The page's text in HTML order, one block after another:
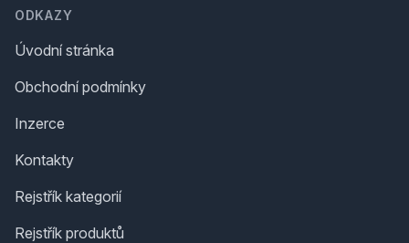
ODKAZY
Úvodní stránka
Obchodní podmínky
Inzerce
Kontakty
Rejstřík kategorií
Rejstřík produktů